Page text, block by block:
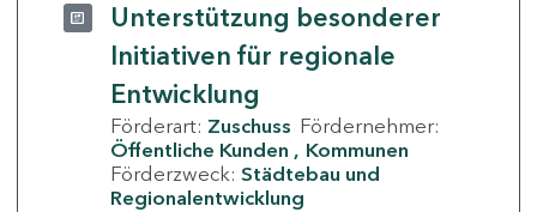
Unterstützung besonderer
Initiativen für regionale
Entwicklung
Förderart: Zuschuss Fördernehmer:
Öffentliche Kunden
Kommunen
Förderzweck: Städtebau und
Regionalentwicklung